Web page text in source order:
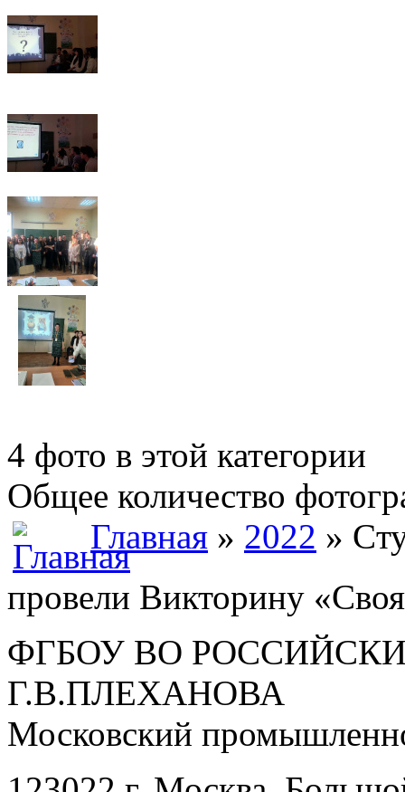
4 фото в этой категории
Общее количество
Главная » 2022 »
провели Викторину
ФГБОУ ВО
Г.В.ПЛЕХАНОВА
Московский